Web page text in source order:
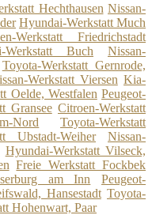
Hechthausen Nissan-
Hyundai-Werkstatt Much
Werkstatt Friedrichstadt
Werkstatt Buch
Nissan-
Toyota-Werkstatt Gernrode,
Werkstatt Viersen Kia-
Oelde, Westfalen Peugeot-
Gransee Citroen-Werkstatt
Nord
Toyota-Werkstatt
Ubstadt-Weiher
Nissan-
Hyundai-Werkstatt Vilseck,
Freie Werkstatt Fockbek
am Inn
Peugeot-
Hansestadt Toyota-
Hohenwart, Paar